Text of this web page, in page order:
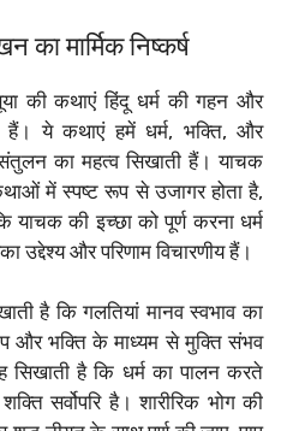
मार्मिक निष्कर्ष
की कथाएं हिंदू धर्म की गहन और
हैं। ये कथाएं हमें धर्म, भक्ति, और
का महत्व सिखाती हैं। याचक
में स्पष्ट रूप से उजागर होता है,
याचक की इच्छा को पूर्ण करना धर्म
उद्देश्य और परिणाम विचारणीय हैं।
है कि गलतियां मानव स्वभाव का
और भक्ति के माध्यम से मुक्ति संभव
है कि धर्म का पालन करते
सर्वोपरि है। शारीरिक भोग की